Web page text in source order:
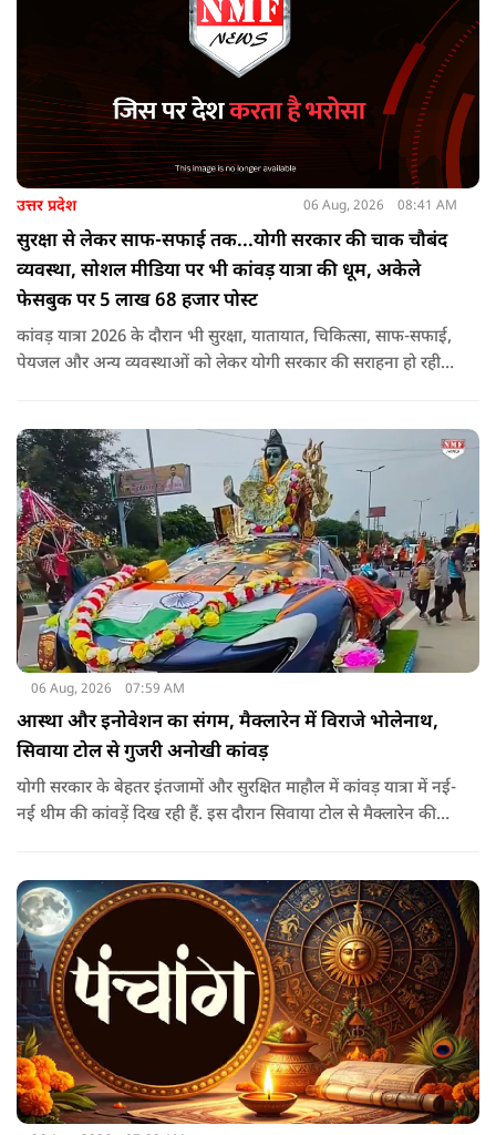
उत्तर प्रदेश 06 Aug, 2026 08:41 AM
सुरक्षा से लेकर साफ-सफाई तक...योगी सरकार की चाक चौबंद
व्यवस्था, सोशल मीडिया पर भी कांवड़ यात्रा की धूम, अकेले
फेसबुक पर 5 लाख 68 हजार पोस्ट
कांवड़ यात्रा 2026 के दौरान भी सुरक्षा, यातायात, चिकित्सा, साफ-सफाई,
पेयजल और अन्य व्यवस्थाओं को लेकर योगी सरकार की सराहना हो रही
06 Aug, 2026 07:59 AM
आस्था और इनोवेशन का संगम, मैक्लारेन में विराजे भोलेनाथ,
सिवाया टोल से गुजरी अनोखी कांवड़
योगी सरकार के बेहतर इंतजामों और सुरक्षित माहौल में कांवड़ यात्रा में नई-
नई थीम की कांवड़ें दिख रही हैं. इस दौरान सिवाया टोल से मैक्लारेन की